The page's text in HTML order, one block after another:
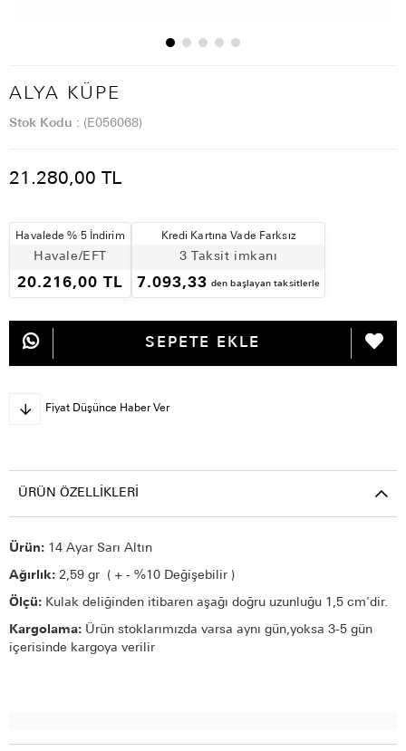
ALYA KÜPE
Stok Kodu (E056068)
21.280,00 TL
Havalede % 5 İndirim
Havale/EFT
20.216,00 TL
Kredi Kartına Vade Farksız
3 Taksit imkanı
7.093,33 den başlayan taksitlerle
Fiyat Düşünce Haber Ver
ÜRÜN ÖZELLIKLERI
Ürün: 14 Ayar Sarı Altın
Ağırlık: 2,59 gr ( + - %10 Değişebilir )
Ölçü: Kulak deliğinden itibaren aşağı doğru uzunluğu 1,5 cm'dir.
Kargolama: Ürün stoklarımızda varsa aynı gün,yoksa 3-5 gün
içerisinde kargoya verilir